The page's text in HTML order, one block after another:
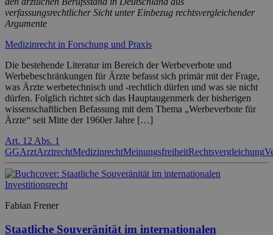
verfassungsrechtlicher Sicht unter Einbezug rechtsvergleichender
Argumente
Medizinrecht in Forschung und Praxis
Die bestehende Literatur im Bereich der Werbeverbote und
Werbebeschränkungen für Ärzte befasst sich primär mit der Frage,
was Ärzte werbetechnisch und -rechtlich dürfen und was sie nicht
dürfen. Folglich richtet sich das Hauptaugenmerk der bisherigen
wissenschaftlichen Befassung mit dem Thema „Werbeverbote für
Ärzte“ seit Mitte der 1960er Jahre […]
Art. 12 Abs. 1
GGArztArztrechtMedizinrechtMeinungsfreiheitRechtsvergleichung
Fabian Frener
Staatliche Souveränität im internationalen